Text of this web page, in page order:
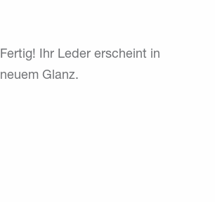
Fertig! Ihr Leder erscheint in
neuem Glanz.